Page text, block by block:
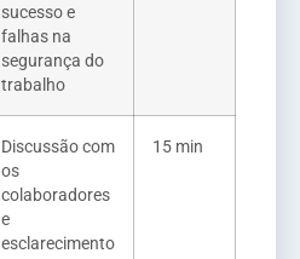
sucesso e
falhas na
segurança do
trabalho
Discussão com
os
colaboradores
e
esclarecimento
15 min